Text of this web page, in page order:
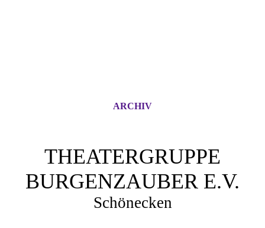
ARCHIV
THEATERGRUPPE
BURGENZAUBER E.V.
Schönecken